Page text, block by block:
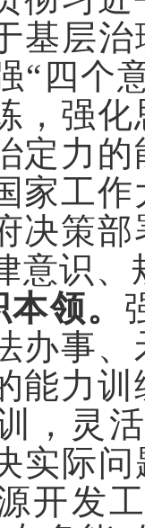
基层
“四个
，强
定力
家工
决策
意识、
领。
办事
能力
，灵
实际
开发